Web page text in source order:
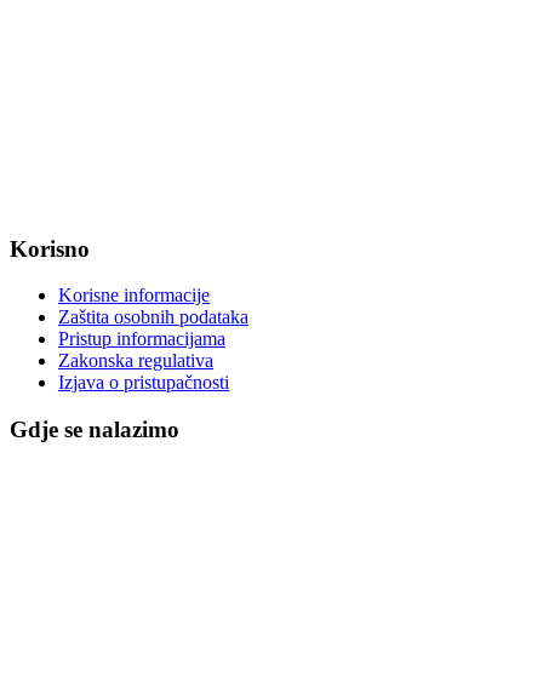
Korisno
Korisne informacije
Zaštita osobnih podataka
Pristup informacijama
Zakonska regulativa
Izjava o pristupačnosti
Gdje se nalazimo